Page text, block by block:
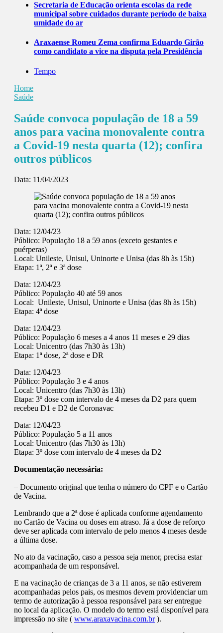
Secretaria de Educação orienta escolas da rede
municipal sobre cuidados durante período de baixa
umidade do ar
Araxaense Romeu Zema confirma Eduardo Girão
como candidato a vice na disputa pela Presidência
Tempo
Home
Saúde
Saúde convoca população de 18 a 59
anos para vacina monovalente contra
a Covid-19 nesta quarta (12); confira
outros públicos
Data: 11/04/2023
Data: 12/04/23
Público: População 18 a 59 anos (exceto gestantes e
puérperas)
Local: Unileste, Unisul, Uninorte e Unisa (das 8h às 15h)
Etapa: 1ª, 2ª e 3ª dose
Data: 12/04/23
Público: População 40 até 59 anos
Local: Unileste, Unisul, Uninorte e Unisa (das 8h às 15h)
Etapa: 4ª dose
Data: 12/04/23
Público: População 6 meses a 4 anos 11 meses e 29 dias
Local: Unicentro (das 7h30 às 13h)
Etapa: 1ª dose, 2ª dose e DR
Data: 12/04/23
Público: População 3 e 4 anos
Local: Unicentro (das 7h30 às 13h)
Etapa: 3º dose com intervalo de 4 meses da D2 para quem
recebeu D1 e D2 de Coronavac
Data: 12/04/23
Público: População 5 a 11 anos
Local: Unicentro (das 7h30 às 13h)
Etapa: 3º dose com intervalo de 4 meses da D2
Documentação necessária:
– Documento original que tenha o número do CPF e o Cartão
de Vacina.
Lembrando que a 2ª dose é aplicada conforme agendamento
no Cartão de Vacina ou doses em atraso. Já a dose de reforço
deve ser aplicada com intervalo de pelo menos 4 meses desde
a última dose.
No ato da vacinação, caso a pessoa seja menor, precisa estar
acompanhada de um responsável.
E na vacinação de crianças de 3 a 11 anos, se não estiverem
acompanhadas pelos pais, os mesmos devem providenciar um
termo de autorização à pessoa responsável para ser entregue
no local da aplicação. O modelo do termo está disponível para
impressão no site ( www.araxavacina.com.br).